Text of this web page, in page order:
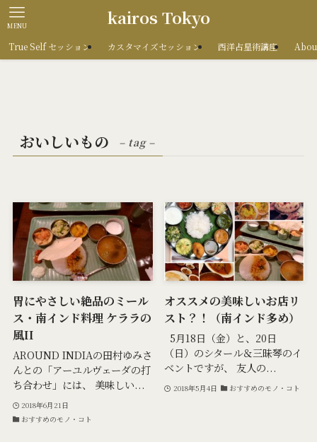
kairos Tokyo
MENU
True Self セッション カスタマイズセッション 西洋占星術講座
おいしいもの – tag –
胃にやさしい絶品のミール
ス・南インド料理 ケララの
風II
AROUND INDIAの田村ゆみさ
んとの「アーユルヴェーダの打
ち合わせ」には、 美味しい...
2018年6月21日
おすすめのモノ・コト
オススメの美味しいお店リ
スト？！（南インド多め）
5月18日（金）と、20日
（日）のシタール＆三昧琴のイ
ベントですが、 友人の...
2018年5月4日 おすすめのモノ・コト